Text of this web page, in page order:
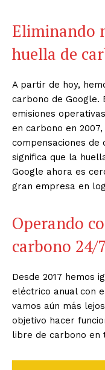
Eliminando
huella de
A partir de hoy,
carbono de Google.
emisiones
en carbono en
compensaciones de
significa que la
Google ahora es
gran empresa en
Operando
carbono 24/
Desde 2017 hemos
eléctrico anual con
vamos aún más
objetivo hacer
libre de carbono en